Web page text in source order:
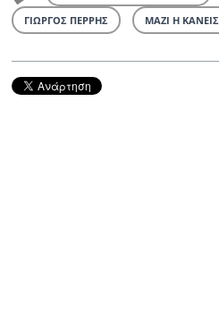
ΓΙΩΡΓΟΣ ΠΕΡΡΗΣ ΜΑΖΙ Η ΚΑΝΕΙΣ